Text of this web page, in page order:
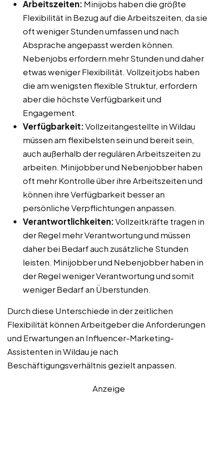
Arbeitszeiten: Minijobs haben die größte
Flexibilität in Bezug auf die Arbeitszeiten, da sie
oft weniger Stunden umfassen und nach
Absprache angepasst werden können.
Nebenjobs erfordern mehr Stunden und daher
etwas weniger Flexibilität. Vollzeitjobs haben
die am wenigsten flexible Struktur, erfordern
aber die höchste Verfügbarkeit und
Engagement.
Verfügbarkeit:Vollzeitangestellte in Wildau
müssen am flexibelsten sein und bereit sein,
auch außerhalb der regulären Arbeitszeiten zu
arbeiten. Minijobber und Nebenjobber haben
oft mehr Kontrolle über ihre Arbeitszeiten und
können ihre Verfügbarkeit besser an
persönliche Verpflichtungen anpassen.
Verantwortlichkeiten:Vollzeitkräfte tragen in
der Regel mehr Verantwortung und müssen
daher bei Bedarf auch zusätzliche Stunden
leisten. Minijobber und Nebenjobber haben in
der Regel weniger Verantwortung und somit
weniger Bedarf an Überstunden.
Durch diese Unterschiede in der zeitlichen
Flexibilität können Arbeitgeber die Anforderungen
und Erwartungen an Influencer-Marketing-
Assistenten in Wildau je nach
Beschäftigungsverhältnis gezielt anpassen.
Anzeige